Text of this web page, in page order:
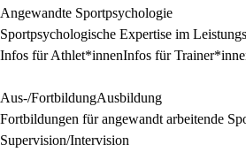
Angewandte Sportpsychologie
Sportpsychologische Expertise im
Infos für Athlet*innenInfos für
Aus-/FortbildungAusbildung
Fortbildungen für angewandt arbeitende
Supervision/Intervision